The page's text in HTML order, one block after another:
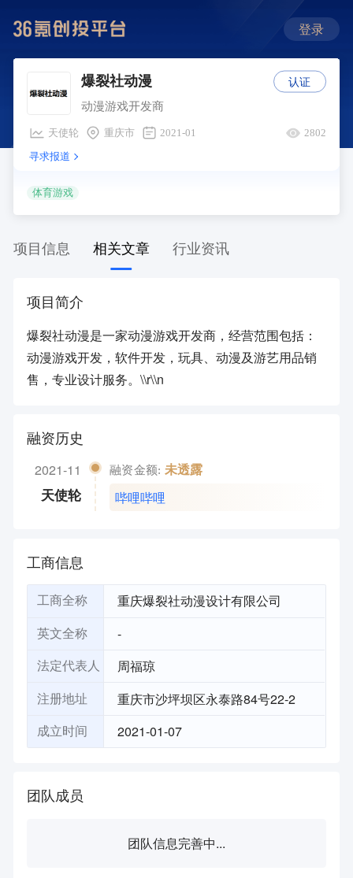
登录
爆裂社动漫
动漫游戏开发商
天使轮 重庆市 2021-01 2802
寻求报道
体育游戏
认证
项目信息 相关文章 行业资讯
项目简介
爆裂社动漫是一家动漫游戏开发商，经营范围包括：
动漫游戏开发，软件开发，玩具、动漫及游艺用品销
售，专业设计服务。\\r\\n
融资历史
2021-11
天使轮
融资金额: 未透露
哔哩哔哩
工商信息
工商全称 重庆爆裂社动漫设计有限公司
英文全称 -
法定代表人 周福琼
注册地址 重庆市沙坪坝区永泰路84号22-2
成立时间 2021-01-07
团队成员
团队信息完善中...